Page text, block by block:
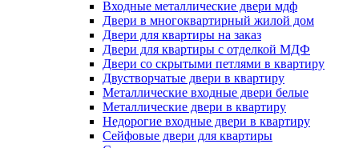
Входные металлические двери мдф
Двери в многоквартирный жилой дом
Двери для квартиры на заказ
Двери для квартиры с отделкой МДФ
Двери со скрытыми петлями в квартиру
Двустворчатые двери в квартиру
Металлические входные двери белые
Металлические двери в квартиру
Недорогие входные двери в квартиру
Сейфовые двери для квартиры